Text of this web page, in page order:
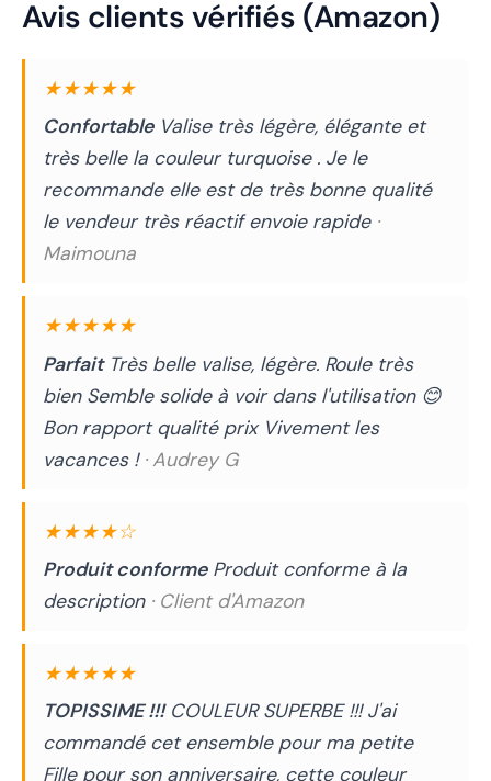
Avis clients vérifiés (Amazon)
★★★★★
ConfortableValise très légère, élégante et
très belle la couleur turquoise . Je le
recommande elle est de très bonne qualité
le vendeur très réactif envoie rapide ·
Maimouna
★★★★★
ParfaitTrès belle valise, légère. Roule très
bien Semble solide à voir dans l'utilisation 😊
Bon rapport qualité prix Vivement les
vacances ! · Audrey G
★★★★☆
Produit conformeProduit conforme à la
description · Client d'Amazon
★★★★★
TOPISSIME !!!COULEUR SUPERBE !!! J'ai
commandé cet ensemble pour ma petite
Fille pour son anniversaire, cette couleur